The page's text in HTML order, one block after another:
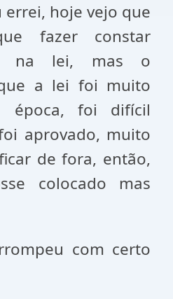
errei, hoje vejo que
fazer constar
na lei, mas o
a lei foi muito
época, foi difícil
aprovado, muito
de fora, então,
colocado mas
com certo